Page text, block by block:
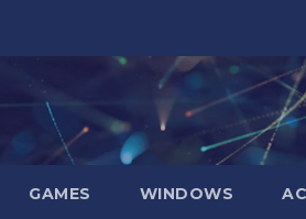
GAMES WINDOWS